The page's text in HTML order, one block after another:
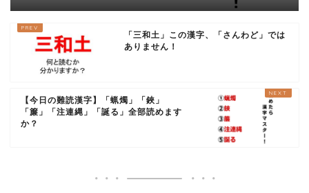
味がある言葉です！
「三和土」この漢字、「さんわど」では
ありません！
【今日の難読漢字】「蝋燭」「鋏」
「簾」「注連縄」「誕る」全部読めます
か？